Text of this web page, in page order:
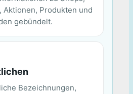
Aktionen, Produkten und
gebündelt.
Bezeichnungen,